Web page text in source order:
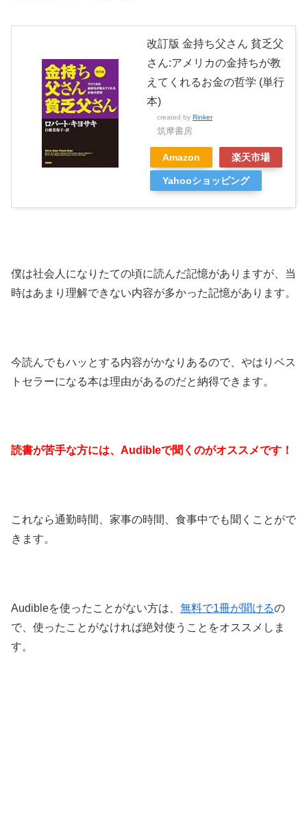
改訂版 金持ち父さん 貧乏父
さん:アメリカの金持ちが教
えてくれるお金の哲学 (単行
本)
created by Rinker
筑摩書房
Amazon 楽天市場
Yahooショッピング
僕は社会人になりたての頃に読んだ記憶がありますが、当
時はあまり理解できない内容が多かった記憶があります。
今読んでもハッとする内容がかなりあるので、やはりベス
トセラーになる本は理由があるのだと納得できます。
読書が苦手な方には、Audibleで聞くのがオススメです！
これなら通勤時間、家事の時間、食事中でも聞くことがで
きます。
Audibleを使ったことがない方は、 無料で1冊が聞けるの
で、使ったことがなければ絶対使うことをオススメしま
す。